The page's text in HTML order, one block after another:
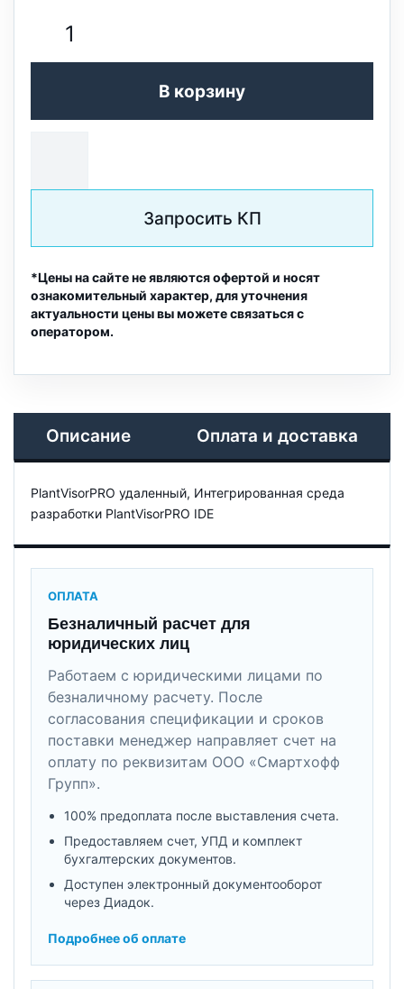
В корзину
Запросить КП
*Цены на сайте не являются офертой и носят
ознакомительный характер, для уточнения
актуальности цены вы можете связаться с
оператором.
Описание Оплата и доставка
PlantVisorPRO удаленный, Интегрированная среда
разработки PlantVisorPRO IDE
ОПЛАТА
Безналичный расчет для
юридических лиц
Работаем с юридическими лицами по
безналичному расчету. После
согласования спецификации и сроков
поставки менеджер направляет счет на
оплату по реквизитам ООО «Смартхофф
Групп».
100% предоплата после выставления счета.
Предоставляем счет, УПД и комплект
бухгалтерских документов.
Доступен электронный документооборот
через Диадок.
Подробнее об оплате